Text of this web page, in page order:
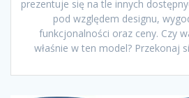
prezentuje się na tle innych
pod względem designu,
funkcjonalności oraz ceny. Czy
właśnie w ten model? Przekonaj